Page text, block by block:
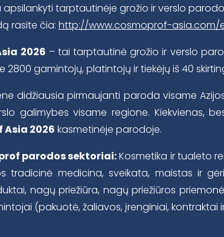
apsilankyti tarptautinėje grožio ir verslo
rasite čia: http://www.cosmoprof-asia.com/
2026 – tai tarptautinė grožio ir verslo
gamintojų, platintojų ir tiekėjų iš 40
didžiausia pirmaujanti paroda visame
galimybes visame regione. Kiekvienas,
Asia 2026 kasmetinėje parodoje.
parodos sektoriai:Kosmetika ir tualeto
tradicinė medicina, sveikata, maistas ir
nagų priežiūra, nagų priežiūros
(pakuotė, žaliavos, įrenginiai, kontraktai